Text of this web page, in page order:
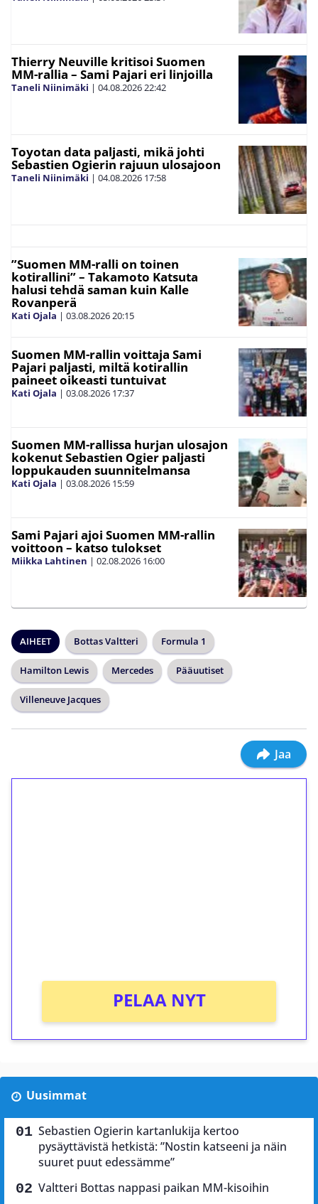
Thierry Neuville kritisoi Suomen
MM-rallia – Sami Pajari eri linjoilla
Taneli Niinimäki | 04.08.202622:42
Toyotan data paljasti, mikä johti
Sebastien Ogierin rajuun ulosajoon
Taneli Niinimäki | 04.08.2026 17:58
”Suomen MM-ralli on toinen
kotirallini” – Takamoto Katsuta
halusi tehdä saman kuin Kalle
Rovanperä
Kati Ojala | 03.08.202620:15
Suomen MM-rallin voittaja Sami
Pajari paljasti, miltä kotirallin
paineet oikeasti tuntuivat
Kati Ojala | 03.08.2026 17:37
Suomen MM-rallissa hurjan ulosajon
kokenut Sebastien Ogier paljasti
loppukauden suunnitelmansa
Kati Ojala | 03.08.2026 15:59
Sami Pajari ajoi Suomen MM-rallin
voittoon – katso tulokset
Miikka Lahtinen | 02.08.2026 16:00
AIHEET Bottas Valtteri Formula 1
Hamilton Lewis Mercedes Pääuutiset
Villeneuve Jacques
Jaa
PELAA NYT
Uusimmat
Sebastien Ogierin kartanlukija kertoo
pysäyttävistä hetkistä: ”Nostin katseeni ja näin
suuret puut edessämme”
Valtteri Bottas nappasi paikan MM-kisoihin